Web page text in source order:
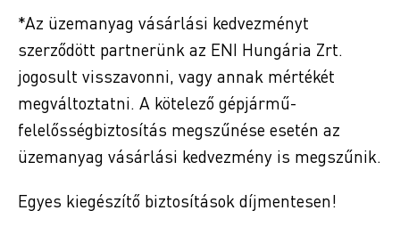
*Az üzemanyag vásárlási kedvezményt
szerződött partnerünk az ENI Hungária Zrt.
jogosult visszavonni, vagy annak mértékét
megváltoztatni. A kötelező gépjármű-
felelősségbiztosítás megszűnése esetén az
üzemanyag vásárlási kedvezmény is megszűnik.
Egyes kiegészítő biztosítások díjmentesen!